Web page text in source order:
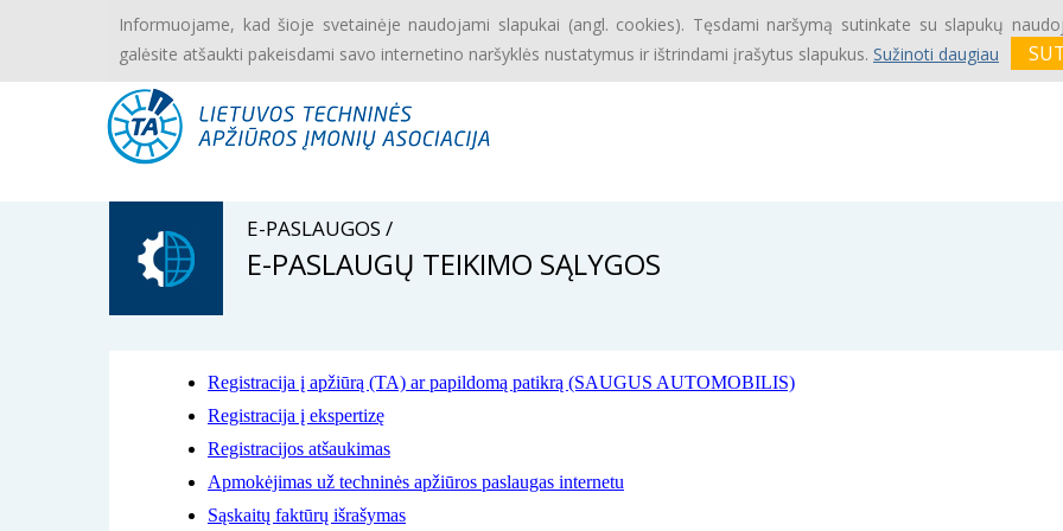
Informuojame, kad šioje svetainėje naudojami slapukai (angl. cookies). Tęsdami naršymą sutinkate su slapukų
galėsite atšaukti pakeisdami savo internetino naršyklės nustatymus ir ištrindami įrašytus slapukus. Sužinoti daugiau
Daugiau informacijos www.vta.lt
E-PASLAUGOS /
E-PASLAUGŲ TEIKIMO SĄLYGOS